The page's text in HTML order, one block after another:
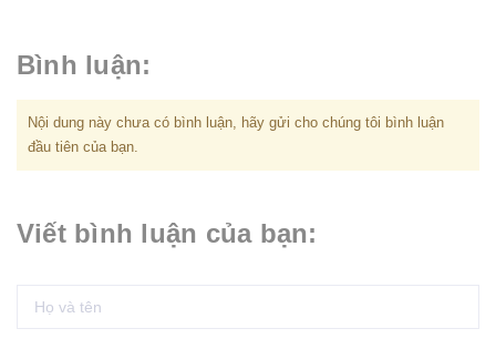
Bình luận:
Nội dung này chưa có bình luận, hãy gửi cho chúng tôi bình luận
đầu tiên của bạn.
Viết bình luận của bạn: